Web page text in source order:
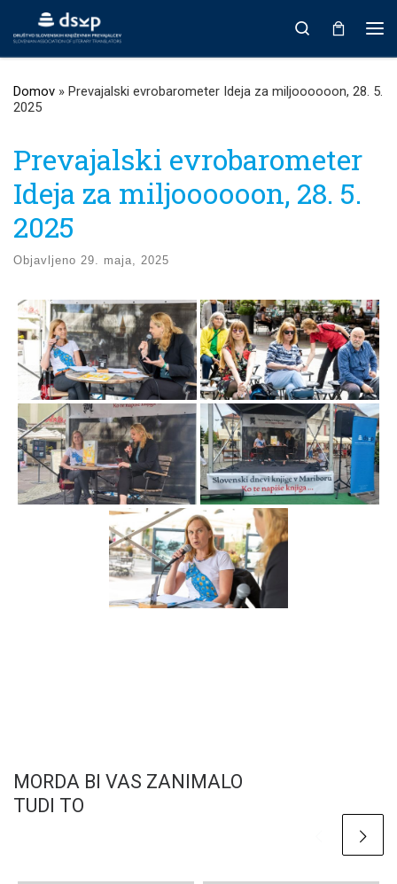
Prikaži vso vsebino
Search
Domov » Prevajalski evrobarometer Ideja za miljoooooon, 28. 5.
2025
Prevajalski evrobarometer
Ideja za miljoooooon, 28. 5.
2025
Objavljeno 29. maja, 2025
MORDA BI VAS ZANIMALO
TUDI TO